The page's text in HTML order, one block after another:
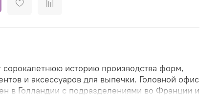
историю производства форм,
и аксессуаров для выпечки. Головной офис
в Голландии с подразделениями во Франции и